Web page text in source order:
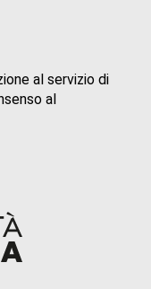
al servizio di
al